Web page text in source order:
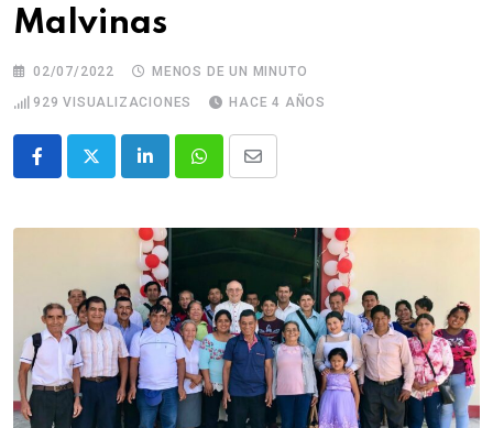
Malvinas
02/07/2022
MENOS DE UN MINUTO
929 VISUALIZACIONES HACE 4 AÑOS